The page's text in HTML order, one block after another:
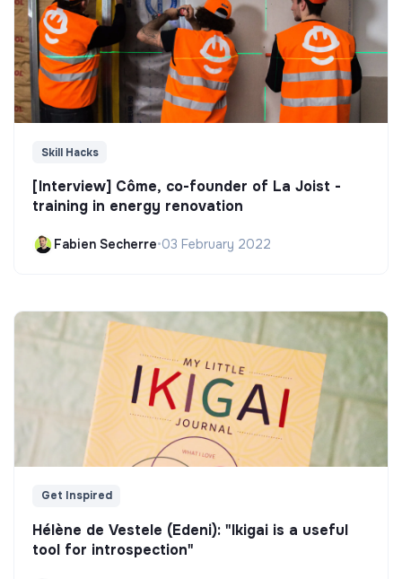
Skill Hacks
[Interview] Côme, co-founder of La Joist -
training in energy renovation
Fabien Secherre•03 February 2022
Get Inspired
Hélène de Vestele (Edeni): "Ikigai is a useful
tool for introspection"